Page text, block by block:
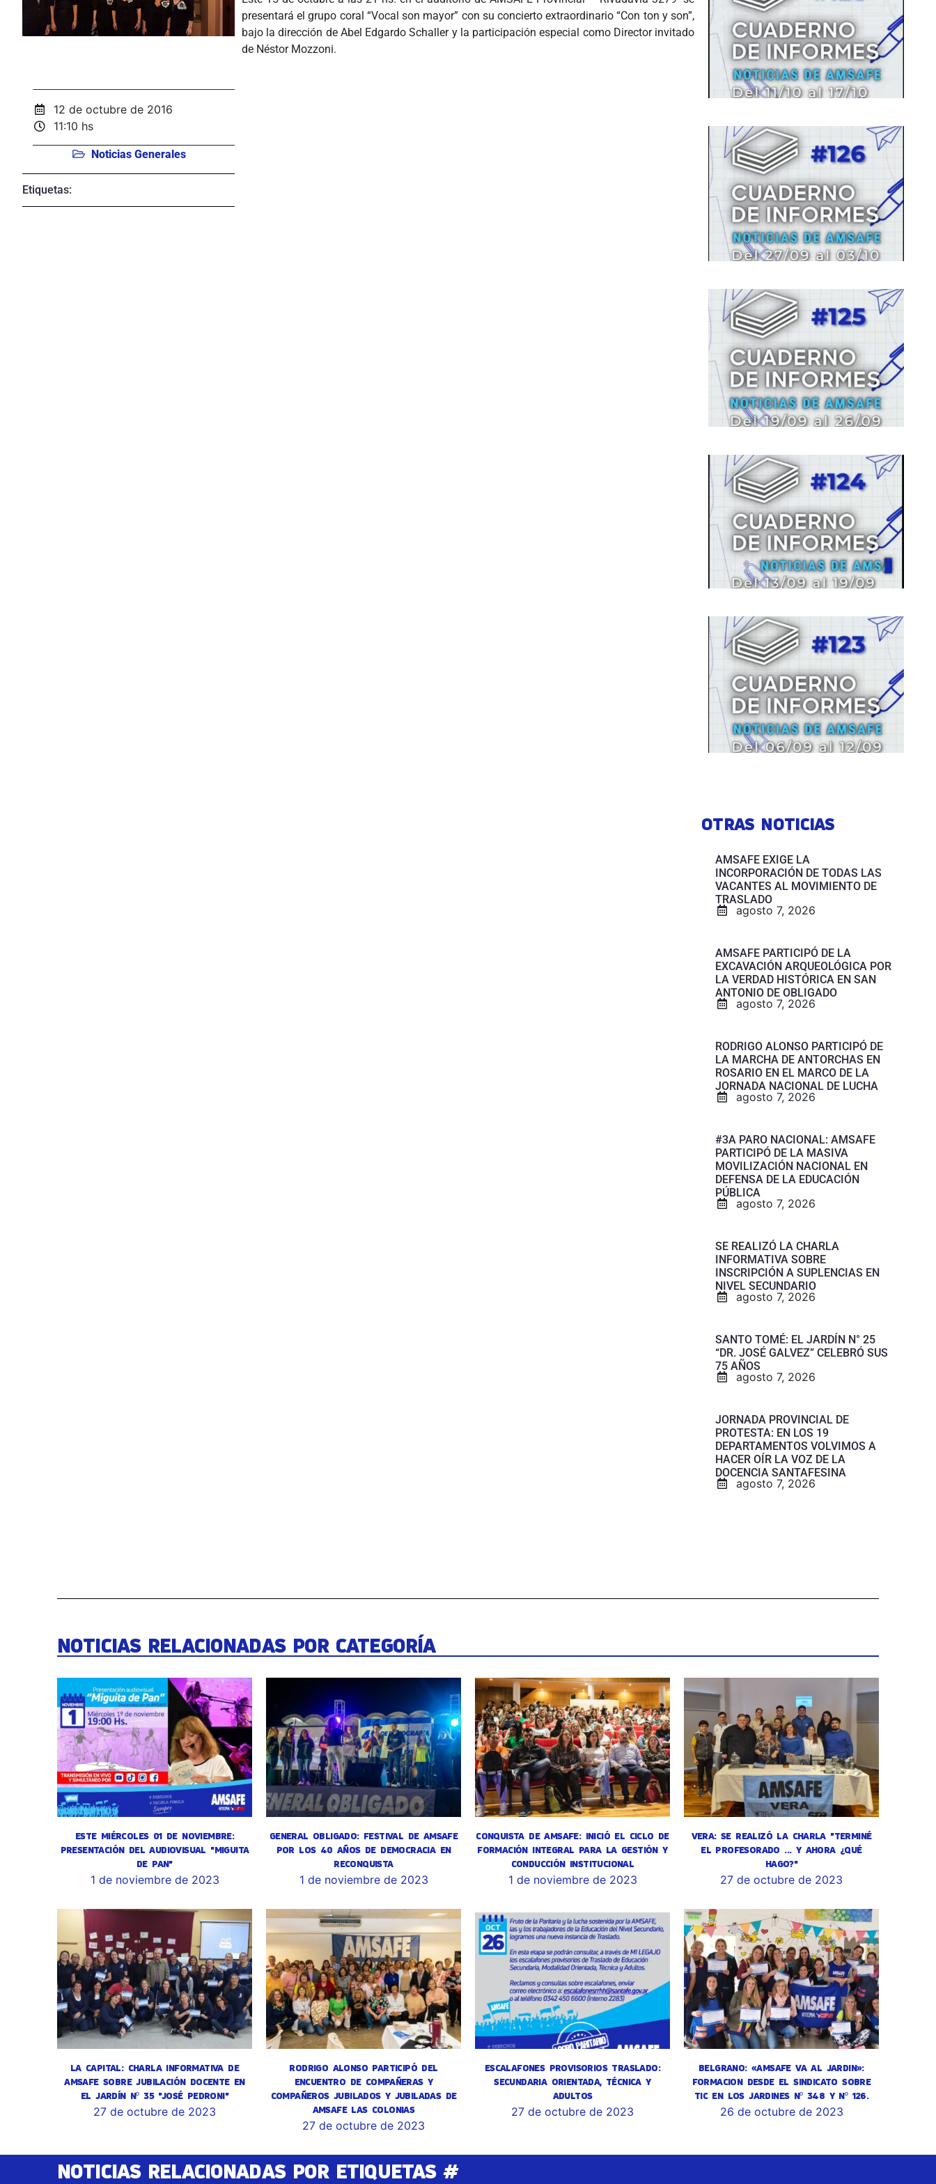
12 de octubre de 2016
11:10 hs
Noticias Generales
Etiquetas:
presentará el grupo coral “Vocal son mayor” con su concierto extraordinario “Con ton y son”,
bajo la dirección de Abel Edgardo Schaller y la participación especial como Director invitado
de Néstor Mozzoni.
OTRAS NOTICIAS
AMSAFE EXIGE LA
INCORPORACIÓN DE TODAS LAS
VACANTES AL MOVIMIENTO DE
TRASLADO
agosto 7, 2026
AMSAFE PARTICIPÓ DE LA
EXCAVACIÓN ARQUEOLÓGICA POR
LA VERDAD HISTÓRICA EN SAN
ANTONIO DE OBLIGADO
agosto 7, 2026
RODRIGO ALONSO PARTICIPÓ DE
LA MARCHA DE ANTORCHAS EN
ROSARIO EN EL MARCO DE LA
JORNADA NACIONAL DE LUCHA
agosto 7, 2026
#3A PARO NACIONAL: AMSAFE
PARTICIPÓ DE LA MASIVA
MOVILIZACIÓN NACIONAL EN
DEFENSA DE LA EDUCACIÓN
PÚBLICA
agosto 7, 2026
SE REALIZÓ LA CHARLA
INFORMATIVA SOBRE
INSCRIPCIÓN A SUPLENCIAS EN
NIVEL SECUNDARIO
agosto 7, 2026
SANTO TOMÉ: EL JARDÍN N° 25
“DR. JOSÉ GALVEZ” CELEBRÓ SUS
75 AÑOS
agosto 7, 2026
JORNADA PROVINCIAL DE
PROTESTA: EN LOS 19
DEPARTAMENTOS VOLVIMOS A
HACER OÍR LA VOZ DE LA
DOCENCIA SANTAFESINA
agosto 7, 2026
NOTICIAS RELACIONADAS POR CATEGORÍA
ESTE MIÉRCOLES 01 DE NOVIEMBRE:
PRESENTACIÓN DEL AUDIOVISUAL "MIGUITA
DE PAN"
1 de noviembre de 2023
GENERAL OBLIGADO: FESTIVAL DE AMSAFE
POR LOS 40 AÑOS DE DEMOCRACIA EN
RECONQUISTA
1 de noviembre de 2023
CONQUISTA DE AMSAFE: INICIÓ EL CICLO DE
FORMACIÓN INTEGRAL PARA LA GESTIÓN Y
CONDUCCIÓN INSTITUCIONAL
1 de noviembre de 2023
VERA: SE REALIZÓ LA CHARLA "TERMINÉ
EL PROFESORADO ... Y AHORA ¿QUÉ
HAGO?"
27 de octubre de 2023
LA CAPITAL: CHARLA INFORMATIVA DE
AMSAFE SOBRE JUBILACIÓN DOCENTE EN
EL JARDÍN Nº 35 "JOSÉ PEDRONI"
27 de octubre de 2023
RODRIGO ALONSO PARTICIPÓ DEL
ENCUENTRO DE COMPAÑERAS Y
COMPAÑEROS JUBILADOS Y JUBILADAS DE
AMSAFE LAS COLONIAS
27 de octubre de 2023
ESCALAFONES PROVISORIOS TRASLADO:
SECUNDARIA ORIENTADA, TÉCNICA Y
ADULTOS
27 de octubre de 2023
BELGRANO: «AMSAFE VA AL JARDIN»:
FORMACION DESDE EL SINDICATO SOBRE
TIC EN LOS JARDINES Nº 348 Y Nº 126.
26 de octubre de 2023
NOTICIAS RELACIONADAS POR ETIQUETAS #